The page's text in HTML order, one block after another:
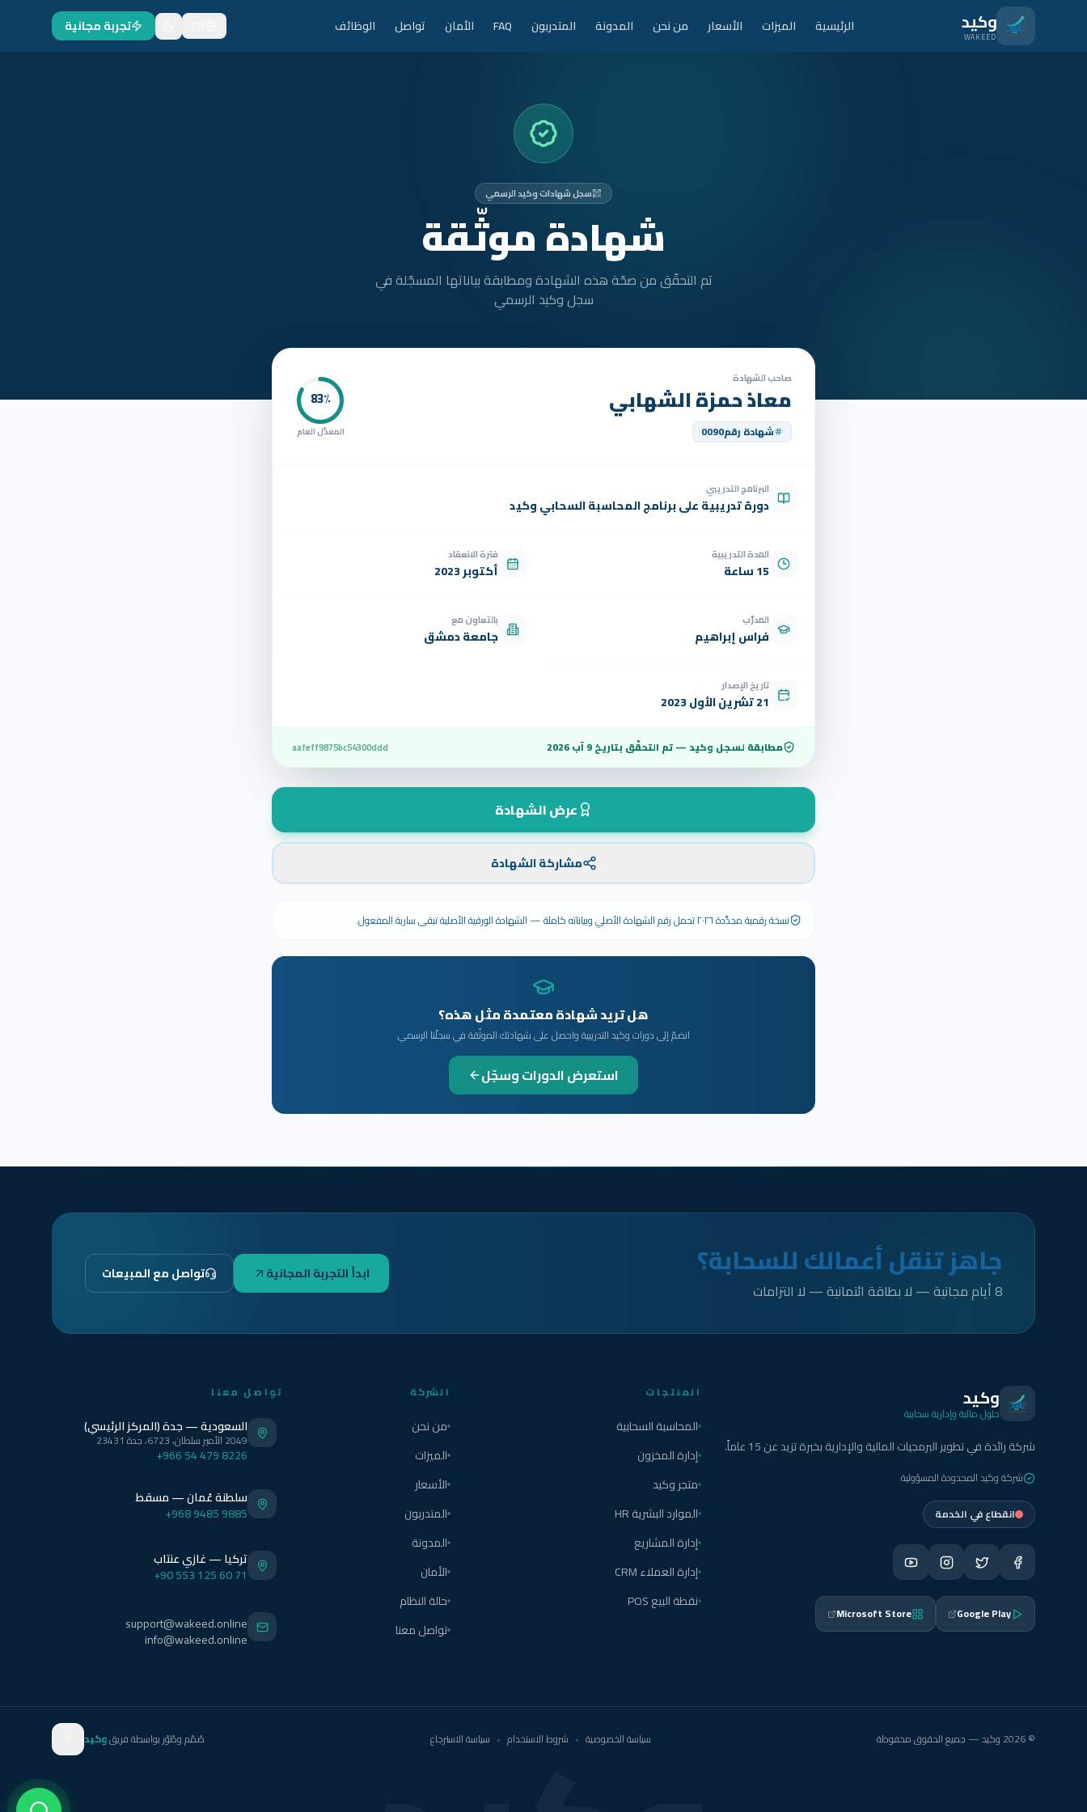
انتقل للمحتوى الرئيسيوكيد
WAKEED الرئيسية الميزات الأسعار من نحن المدونة المتدربون FAQ الأمان تواصل الوظائف تجربة مجانية
سجل شهادات وكيد الرسمي
شهادة موثّقة
تم التحقّق من صحّة هذه الشهادة ومطابقة بياناتها المسجّلة في
سجل وكيد الرسمي
صاحب الشهادة
معاذ حمزة الشهابي
شهادة رقم0090
83٪
المعدّل العام
البرنامج التدريبي
دورة تدريبية على برنامج المحاسبة السحابي وكيد
المدة التدريبية
15 ساعة
فترة الانعقاد
أكتوبر 2023
المدرّب
فراس إبراهيم
بالتعاون مع
جامعة دمشق
تاريخ الإصدار
21 تشرين الأول 2023
مطابقة لسجل وكيد — تم التحقّق بتاريخ9 آب 2026 aafeff9875bc54300ddd
عرض الشهادة
مشاركة الشهادة
نسخة رقمية مجدَّدة ٢٠٢٦ تحمل رقم الشهادة الأصلي وبياناته كاملة — الشهادة الورقية الأصلية تبقى سارية المفعول.
هل تريد شهادة معتمدة مثل هذه؟
انضمّ إلى دورات وكيد التدريبية واحصل على شهادتك الموثّقة في سجلّنا الرسمي
استعرض الدورات وسجّل
جاهز تنقل أعمالك للسحابة؟
8 أيام مجانية — لا بطاقة ائتمانية — لا التزامات
ابدأ التجربة المجانية تواصل مع المبيعات
وكيد
حلول مالية وإدارية سحابية
شركة رائدة في تطوير البرمجيات المالية والإدارية بخبرة تزيد عن 15 عاماً.
شركة وكيد المحدودة المسؤولية
انقطاع في الخدمة
Google Play
Microsoft Store
المنتجات
المحاسبة السحابية
إدارة المخزون
متجر وكيد
الموارد البشرية HR
إدارة المشاريع
إدارة العملاء CRM
نقطة البيع POS
الشركة
من نحن
الميزات
الأسعار
المتدربون
المدونة
الأمان
حالة النظام
تواصل معنا
تواصل معنا
السعودية — جدة (المركز الرئيسي)
2049 الأمير سلطان، 6723، جدة 23431
+966 54 479 8226
سلطنة عُمان — مسقط
+968 9485 9885
تركيا — غازي عنتاب
+90 553 125 60 71
support@wakeed.online
info@wakeed.online
© 2026 وكيد — جميع الحقوق محفوظة سياسة الخصوصية • شروط الاستخدام • سياسة الاسترجاع صُمّم وطُوّر بواسطة فريقوكيد